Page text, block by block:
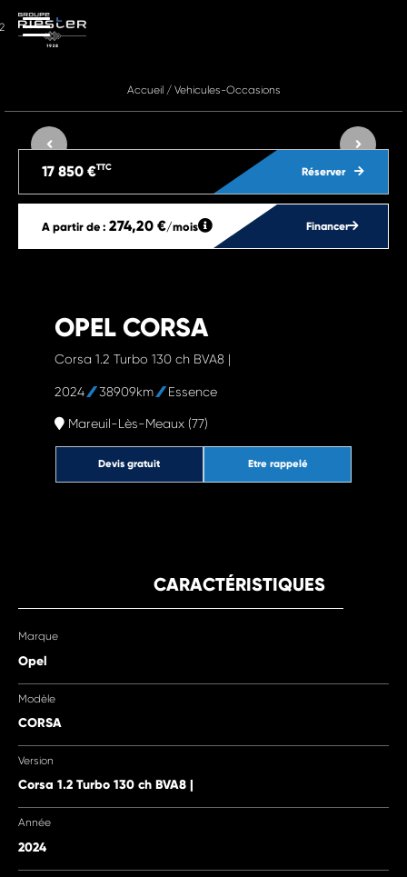
Accueil/ Vehicules-Occasions
Réserver
17 850 €TTC
Financer
A partir de : 274,20 €/mois
OPEL CORSA
Corsa 1.2 Turbo 130 ch BVA8 |
2024 38909km Essence
Mareuil-Lès-Meaux (77)
Etre rappelé
Devis gratuit
CARACTÉRISTIQUES
Marque
Opel
Modèle
CORSA
Version
Corsa 1.2 Turbo 130 ch BVA8 |
Année
2024